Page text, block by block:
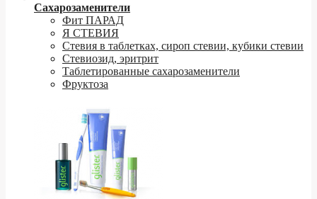
Сахарозаменители
Фит ПАРАД
Я СТЕВИЯ
Стевия в таблетках, сироп стевии, кубики стевии
Стевиозид, эритрит
Таблетированные сахарозаменители
Фруктоза